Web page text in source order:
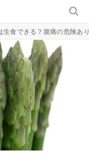
食できる？腹痛の危険あ